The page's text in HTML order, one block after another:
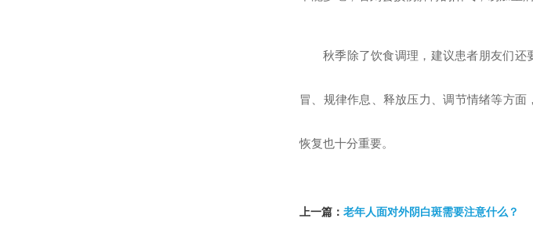
秋季除了饮食调理，建议患者朋友们
冒、规律作息、释放压力、调节情绪等方
恢复也十分重要。
上一篇： 老年人面对外阴白斑需要注意什么？